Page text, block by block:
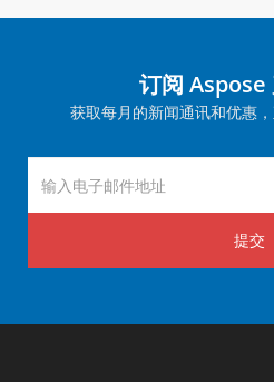
订阅 Aspose
获取每月的新闻通讯和优惠
提交